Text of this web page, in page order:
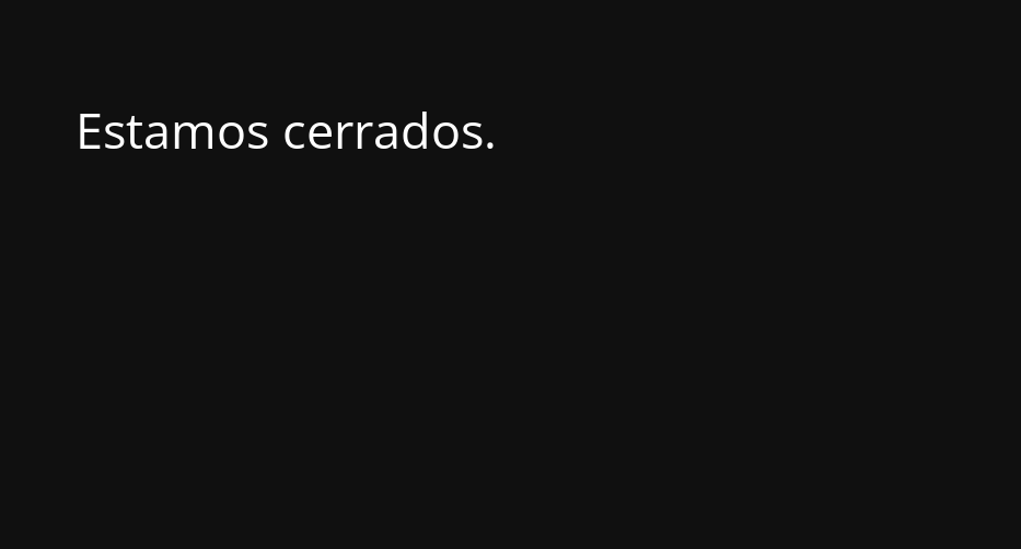
Estamos cerrados.